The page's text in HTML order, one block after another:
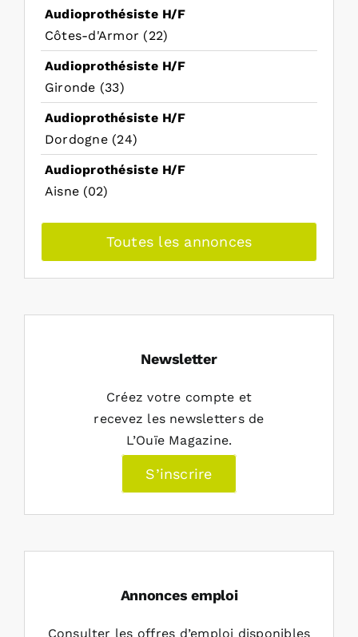
Audioprothésiste H/F
Côtes-d'Armor (22)
Audioprothésiste H/F
Gironde (33)
Audioprothésiste H/F
Dordogne (24)
Audioprothésiste H/F
Aisne (02)
Toutes les annonces
Newsletter
Créez votre compte et
recevez les newsletters de
L’Ouïe Magazine.
S’inscrire
Annonces emploi
Consulter les offres d’emploi disponibles